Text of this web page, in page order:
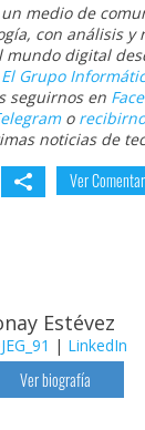
medio de
con análisis y
digital
Grupo
seguirnos en
o
noticias de
Ver
Estévez
| LinkedIn
Ver biografía